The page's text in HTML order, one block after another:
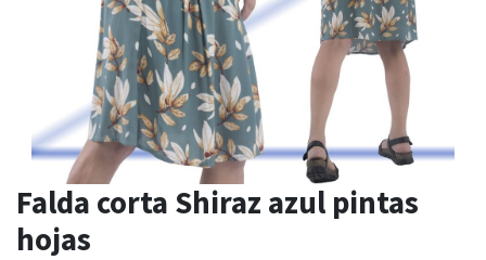
Falda corta Shiraz azul pintas
hojas